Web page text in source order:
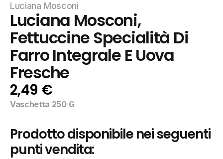
Luciana Mosconi
Luciana Mosconi,
Fettuccine Specialità Di
Farro Integrale E Uova
Fresche
2,49 €
Vaschetta 250 G
Prodotto disponibile nei seguenti
punti vendita: